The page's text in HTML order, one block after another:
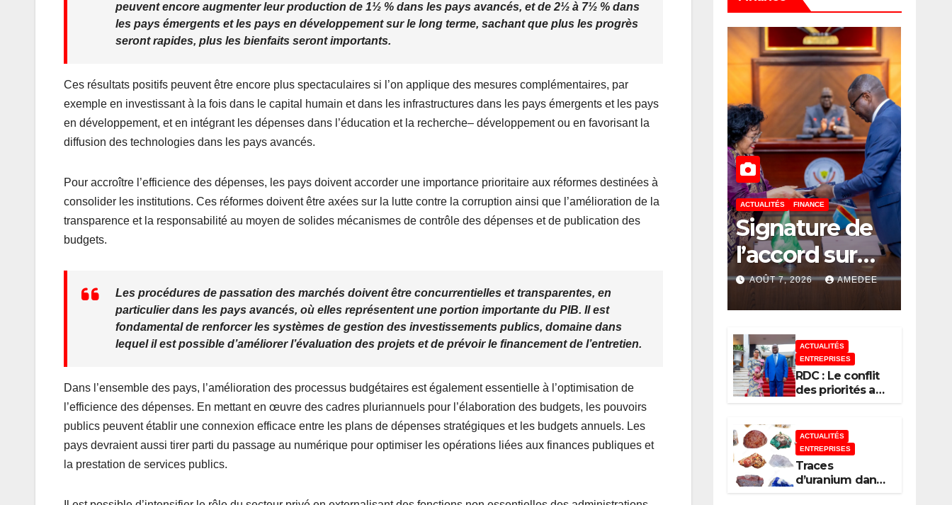
peuvent encore augmenter leur production de 1½ % dans les pays avancés, et de 2½ à 7½ % dans
les pays émergents et les pays en développement sur le long terme, sachant que plus les progrès
seront rapides, plus les bienfaits seront importants.
Ces résultats positifs peuvent être encore plus spectaculaires si l’on applique des mesures complémentaires, par
exemple en investissant à la fois dans le capital humain et dans les infrastructures dans les pays émergents et les pays
en développement, et en intégrant les dépenses dans l’éducation et la recherche– développement ou en favorisant la
diffusion des technologies dans les pays avancés.
Pour accroître l’efficience des dépenses, les pays doivent accorder une importance prioritaire aux réformes destinées à
consolider les institutions. Ces réformes doivent être axées sur la lutte contre la corruption ainsi que l’amélioration de la
transparence et la responsabilité au moyen de solides mécanismes de contrôle des dépenses et de publication des
budgets.
Les procédures de passation des marchés doivent être concurrentielles et transparentes, en
particulier dans les pays avancés, où elles représentent une portion importante du PIB. Il est
fondamental de renforcer les systèmes de gestion des investissements publics, domaine dans
lequel il est possible d’améliorer l’évaluation des projets et de prévoir le financement de l’entretien.
Dans l’ensemble des pays, l’amélioration des processus budgétaires est également essentielle à l’optimisation de
l’efficience des dépenses. En mettant en œuvre des cadres pluriannuels pour l’élaboration des budgets, les pouvoirs
publics peuvent établir une connexion efficace entre les plans de dépenses stratégiques et les budgets annuels. Les
pays devraient aussi tirer parti du passage au numérique pour optimiser les opérations liées aux finances publiques et
la prestation de services publics.
ACTUALITÉS FINANCE
Signature de
l’accord sur
l’établissemen
t à Kinshasa
du bureau-
pays de
l’Agence de
nt de l’Union
africaine–
AOÛT 7, 2026 AMEDEE
ACTUALITÉS
ENTREPRISES
RDC : Le conflit
des priorités au
ACTUALITÉS
ENTREPRISES
Traces
d’uranium dans